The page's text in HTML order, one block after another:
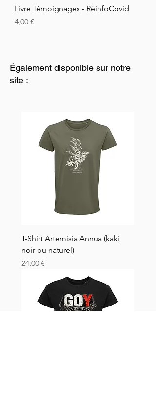
Livre Témoignages - RéinfoCovid
Hinta
4,00 €
Également disponible sur notre
site :
T-Shirt Artemisia Annua (kaki,
noir ou naturel)
Hinta
24,00 €